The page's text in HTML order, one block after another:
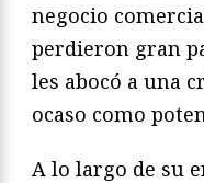
negocio
perdieron gran
les abocó a una
ocaso como
A lo largo de su